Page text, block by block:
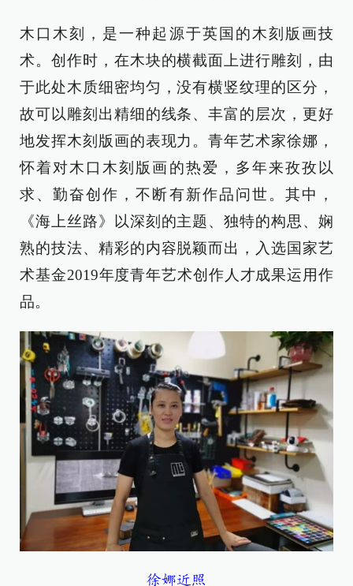
木口木刻，是一种起源于英国的木刻版画技
术。创作时，在木块的横截面上进行雕刻，由
于此处木质细密均匀，没有横竖纹理的区分，
故可以雕刻出精细的线条、丰富的层次，更好
地发挥木刻版画的表现力。青年艺术家徐娜，
怀着对木口木刻版画的热爱，多年来孜孜以
求、勤奋创作，不断有新作品问世。其中，
《海上丝路》以深刻的主题、独特的构思、娴
熟的技法、精彩的内容脱颖而出，入选国家艺
术基金2019年度青年艺术创作人才成果运用作
品。
徐娜近照